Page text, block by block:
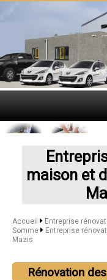
maison et
Accueil
Entreprise
Somme
Entreprise
Mazis
Rénovation